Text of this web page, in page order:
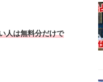
人は無料分だけで